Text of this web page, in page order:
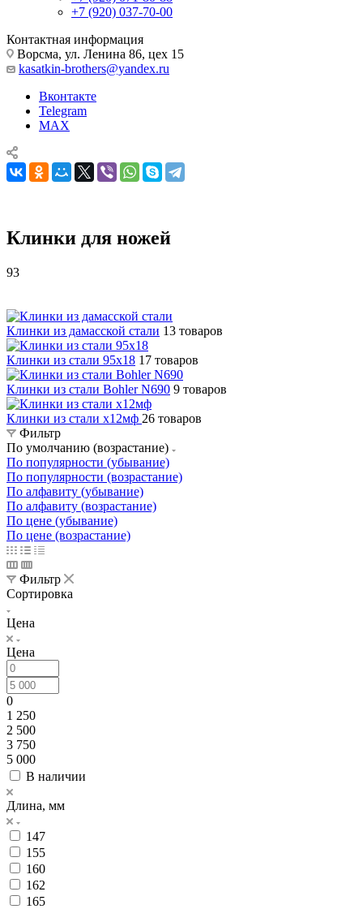
+7 (920) 037-70-00
Контактная информация
Ворсма, ул. Ленина 86, цех 15
kasatkin-brothers@yandex.ru
Вконтакте
Telegram
MAX
Клинки для ножей
93
Клинки из дамасской стали 13 товаров
Клинки из стали 95х18 17 товаров
Клинки из стали Bohler N690 9 товаров
Клинки из стали х12мф 26 товаров
Фильтр
По умолчанию (возрастание)
По популярности (убывание)
По популярности (возрастание)
По алфавиту (убывание)
По алфавиту (возрастание)
По цене (убывание)
По цене (возрастание)
Фильтр
Сортировка
Цена
Цена
0
1 250
2 500
3 750
5 000
В наличии
Длина, мм
147
155
160
162
165